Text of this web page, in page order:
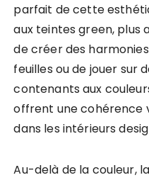
parfait de cette
aux teintes green, plus
de créer des
feuilles ou de jouer sur
contenants aux
offrent une cohérence
dans les intérieurs
Au-delà de la couleur,